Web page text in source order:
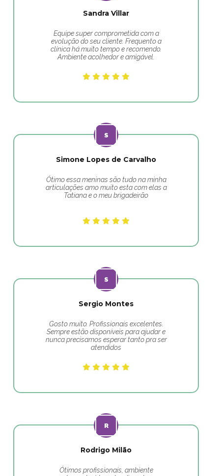
Sandra Villar
Equipe super comprometida com a
evolução do seu cliente. Frequento a
clínica há muito tempo e recomendo.
Ambiente acolhedor e amigável.
Simone Lopes de Carvalho
Ótimo essa meninas são tudo na minha
articulações amo muito esta com elas a
Tatiana e o meu brigadeirão
Sergio Montes
Gosto muito. Profissionais excelentes.
Sempre estão disponíveis para ajudar e
nunca precisamos esperar tanto pra ser
atendidos
Rodrigo Milão
Ótimos profissionais, ambiente